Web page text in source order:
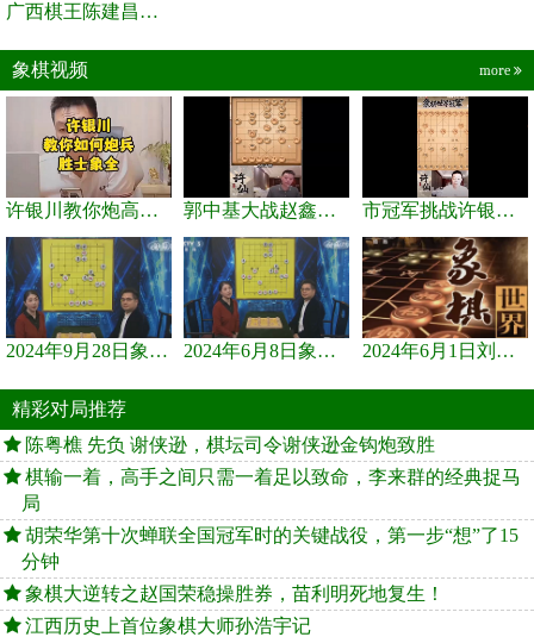
广西棋王陈建昌直播间
象棋视频 more
许银川教你炮高兵士象全如何赢士象全，简单四步即可 郭中基大战赵鑫鑫，许银川激情讲解 市冠军挑战许银川，急进中兵变化真激烈！
2024年9月28日象棋世界栏目，刘君、蒋川讲解了第九届杨官璘杯象棋... 2024年6月8日象棋世界，刘君、蒋川讲解了第九届杨官璘杯全国象棋... 2024年6月1日刘君、蒋川讲解第三届上海杯象棋大师赛谢靖与李少庚...
精彩对局推荐
陈粤樵 先负 谢侠逊，棋坛司令谢侠逊金钩炮致胜
棋输一着，高手之间只需一着足以致命，李来群的经典捉马
局
胡荣华第十次蝉联全国冠军时的关键战役，第一步“想”了15
分钟
象棋大逆转之赵国荣稳操胜券，苗利明死地复生！
江西历史上首位象棋大师孙浩宇记